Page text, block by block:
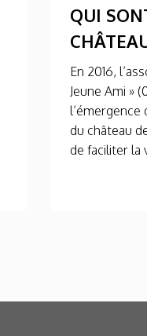
QUI
En 2016,
Jeune Ami »
l’émergence
du château
de faciliter la